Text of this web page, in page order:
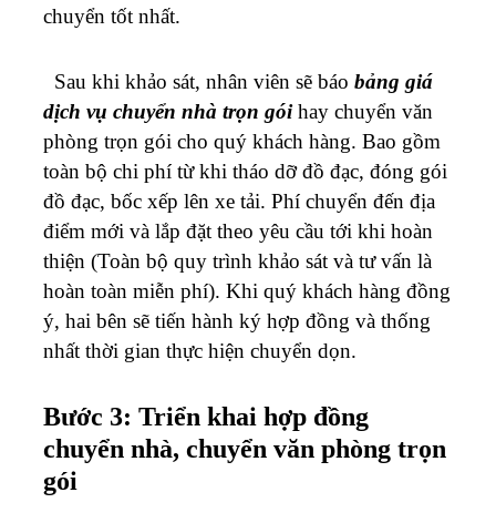
chuyển tốt nhất.
Sau khi khảo sát, nhân viên sẽ báo bảng giá
dịch vụ chuyển nhà trọn góihay chuyển văn
phòng trọn gói cho quý khách hàng. Bao gồm
toàn bộ chi phí từ khi tháo dỡ đồ đạc, đóng gói
đồ đạc, bốc xếp lên xe tải. Phí chuyển đến địa
điểm mới và lắp đặt theo yêu cầu tới khi hoàn
thiện (Toàn bộ quy trình khảo sát và tư vấn là
hoàn toàn miễn phí). Khi quý khách hàng đồng
ý, hai bên sẽ tiến hành ký hợp đồng và thống
nhất thời gian thực hiện chuyển dọn.
Bước 3: Triển khai hợp đồng
chuyển nhà, chuyển văn phòng trọn
gói